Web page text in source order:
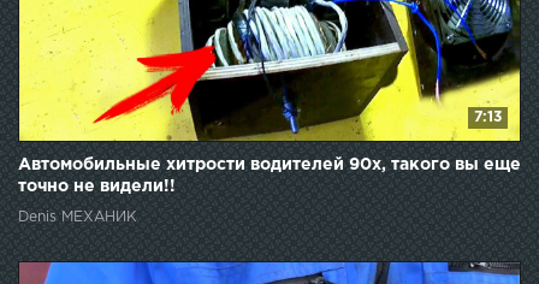
7:13
Автомобильные хитрости водителей 90х, такого вы еще
точно не видели!!
Denis МЕХАНИК